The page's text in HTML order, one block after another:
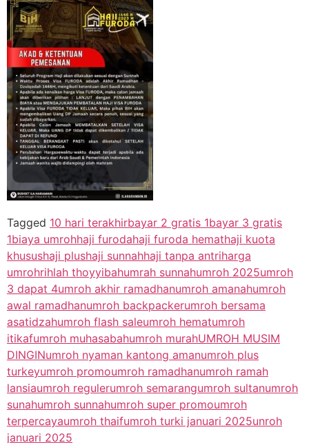
Tagged 10 hari terakhirbayar 2 gratis 1bayar 3 gratis
1biaya umrohhaji furodahaji furoda hemathaji kuota
khusushaji plushaji sunnahhaji tanpa antriharga
umrohrihlah thoyyibahumrah sunnahumroh 2025umroh
3 dapat 4umroh akhir ramadhanumroh amanahumroh
awal ramadhanumroh backpackerumroh bersama
asatidzahumroh flash saleumroh hematumroh
itikafumroh muhasabahumroh murahUMROH MUSIM
DINGINumroh nyaman kantong amanumroh plus
turkeyumroh promoumroh ramadhanumroh ramah
lansiaumroh regulerumroh semarangumroh sultanumroh
sunahumroh sunnahumroh super promoumroh
terpercayaumroh thaifumroh turki januari 2025unroh
januari 2025